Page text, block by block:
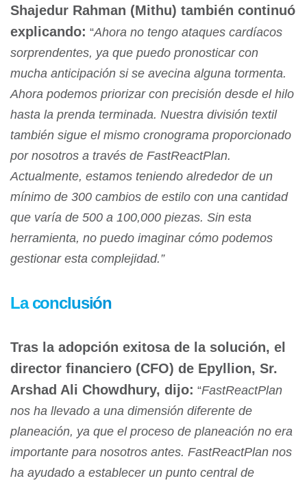
Shajedur Rahman (Mithu) también continuó
explicando: “Ahora no tengo ataques cardíacos
sorprendentes, ya que puedo pronosticar con
mucha anticipación si se avecina alguna tormenta.
Ahora podemos priorizar con precisión desde el hilo
hasta la prenda terminada. Nuestra división textil
también sigue el mismo cronograma proporcionado
por nosotros a través de FastReactPlan.
Actualmente, estamos teniendo alrededor de un
mínimo de 300 cambios de estilo con una cantidad
que varía de 500 a 100,000 piezas. Sin esta
herramienta, no puedo imaginar cómo podemos
gestionar esta complejidad.”
La conclusión
Tras la adopción exitosa de la solución, el
director financiero (CFO) de Epyllion, Sr.
Arshad Ali Chowdhury, dijo: “FastReactPlan
nos ha llevado a una dimensión diferente de
planeación, ya que el proceso de planeación no era
importante para nosotros antes. FastReactPlan nos
ha ayudado a establecer un punto central de